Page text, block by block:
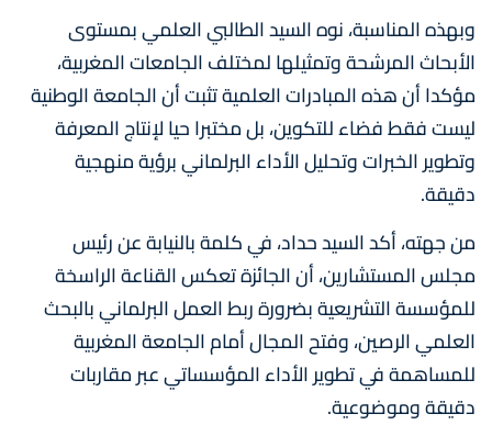
وبهذه المناسبة، نوه السيد الطالبي العلمي بمستوى
الأبحاث المرشحة وتمثيلها لمختلف الجامعات المغربية،
مؤكدا أن هذه المبادرات العلمية تثبت أن الجامعة الوطنية
ليست فقط فضاء للتكوين، بل مختبرا حيا لإنتاج المعرفة
وتطوير الخبرات وتحليل الأداء البرلماني برؤية منهجية
دقيقة.
من جهته، أكد السيد حداد، في كلمة بالنيابة عن رئيس
مجلس المستشارين، أن الجائزة تعكس القناعة الراسخة
للمؤسسة التشريعية بضرورة ربط العمل البرلماني بالبحث
العلمي الرصين، وفتح المجال أمام الجامعة المغربية
للمساهمة في تطوير الأداء المؤسساتي عبر مقاربات
دقيقة وموضوعية.